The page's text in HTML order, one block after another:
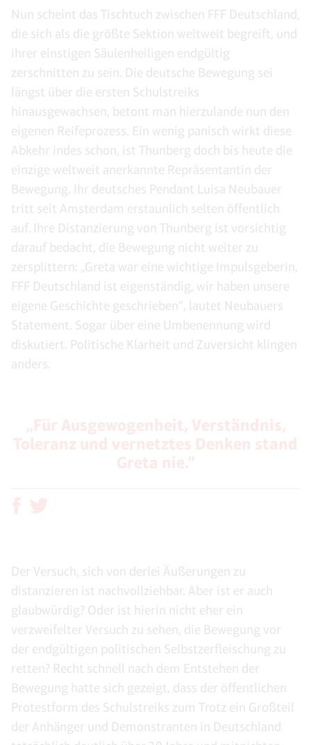
Nun scheint das Tischtuch zwischen FFF Deutschland,
die sich als die größte Sektion weltweit begreift, und
ihrer einstigen Säulenheiligen endgültig
zerschnitten zu sein. Die deutsche Bewegung sei
längst über die ersten Schulstreiks
hinausgewachsen, betont man hierzulande nun den
eigenen Reifeprozess. Ein wenig panisch wirkt diese
Abkehr indes schon, ist Thunberg doch bis heute die
einzige weltweit anerkannte Repräsentantin der
Bewegung. Ihr deutsches Pendant Luisa Neubauer
tritt seit Amsterdam erstaunlich selten öffentlich
auf. Ihre Distanzierung von Thunberg ist vorsichtig
darauf bedacht, die Bewegung nicht weiter zu
zersplittern: „Greta war eine wichtige Impulsgeberin,
FFF Deutschland ist eigenständig, wir haben unsere
eigene Geschichte geschrieben“, lautet Neubauers
Statement. Sogar über eine Umbenennung wird
diskutiert. Politische Klarheit und Zuversicht klingen
anders.
Der Versuch, sich von derlei Äußerungen zu
distanzieren ist nachvollziehbar. Aber ist er auch
glaubwürdig? Oder ist hierin nicht eher ein
verzweifelter Versuch zu sehen, die Bewegung vor
der endgültigen politischen Selbstzerfleischung zu
retten? Recht schnell nach dem Entstehen der
Bewegung hatte sich gezeigt, dass der öffentlichen
Protestform des Schulstreiks zum Trotz ein Großteil
der Anhänger und Demonstranten in Deutschland